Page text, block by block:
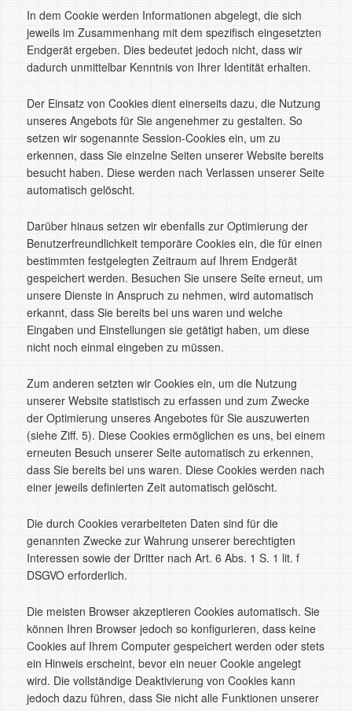
In dem Cookie werden Informationen abgelegt, die sich
jeweils im Zusammenhang mit dem spezifisch eingesetzten
Endgerät ergeben. Dies bedeutet jedoch nicht, dass wir
dadurch unmittelbar Kenntnis von Ihrer Identität erhalten.
Der Einsatz von Cookies dient einerseits dazu, die Nutzung
unseres Angebots für Sie angenehmer zu gestalten. So
setzen wir sogenannte Session-Cookies ein, um zu
erkennen, dass Sie einzelne Seiten unserer Website bereits
besucht haben. Diese werden nach Verlassen unserer Seite
automatisch gelöscht.
Darüber hinaus setzen wir ebenfalls zur Optimierung der
Benutzerfreundlichkeit temporäre Cookies ein, die für einen
bestimmten festgelegten Zeitraum auf Ihrem Endgerät
gespeichert werden. Besuchen Sie unsere Seite erneut, um
unsere Dienste in Anspruch zu nehmen, wird automatisch
erkannt, dass Sie bereits bei uns waren und welche
Eingaben und Einstellungen sie getätigt haben, um diese
nicht noch einmal eingeben zu müssen.
Zum anderen setzten wir Cookies ein, um die Nutzung
unserer Website statistisch zu erfassen und zum Zwecke
der Optimierung unseres Angebotes für Sie auszuwerten
(siehe Ziff. 5). Diese Cookies ermöglichen es uns, bei einem
erneuten Besuch unserer Seite automatisch zu erkennen,
dass Sie bereits bei uns waren. Diese Cookies werden nach
einer jeweils definierten Zeit automatisch gelöscht.
Die durch Cookies verarbeiteten Daten sind für die
genannten Zwecke zur Wahrung unserer berechtigten
Interessen sowie der Dritter nach Art. 6 Abs. 1 S. 1 lit. f
DSGVO erforderlich.
Die meisten Browser akzeptieren Cookies automatisch. Sie
können Ihren Browser jedoch so konfigurieren, dass keine
Cookies auf Ihrem Computer gespeichert werden oder stets
ein Hinweis erscheint, bevor ein neuer Cookie angelegt
wird. Die vollständige Deaktivierung von Cookies kann
jedoch dazu führen, dass Sie nicht alle Funktionen unserer